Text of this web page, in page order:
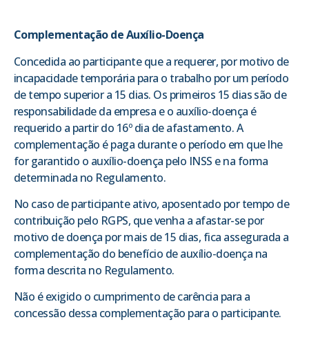
Complementação de Auxílio-Doença
Concedida ao participante que a requerer, por motivo de
incapacidade temporária para o trabalho por um período
de tempo superior a 15 dias. Os primeiros 15 dias são de
responsabilidade da empresa e o auxílio-doença é
requerido a partir do 16º dia de afastamento. A
complementação é paga durante o período em que lhe
for garantido o auxílio-doença pelo INSS e na forma
determinada no Regulamento.
No caso de participante ativo, aposentado por tempo de
contribuição pelo RGPS, que venha a afastar-se por
motivo de doença por mais de 15 dias, fica assegurada a
complementação do benefício de auxílio-doença na
forma descrita no Regulamento.
Não é exigido o cumprimento de carência para a
concessão dessa complementação para o participante.